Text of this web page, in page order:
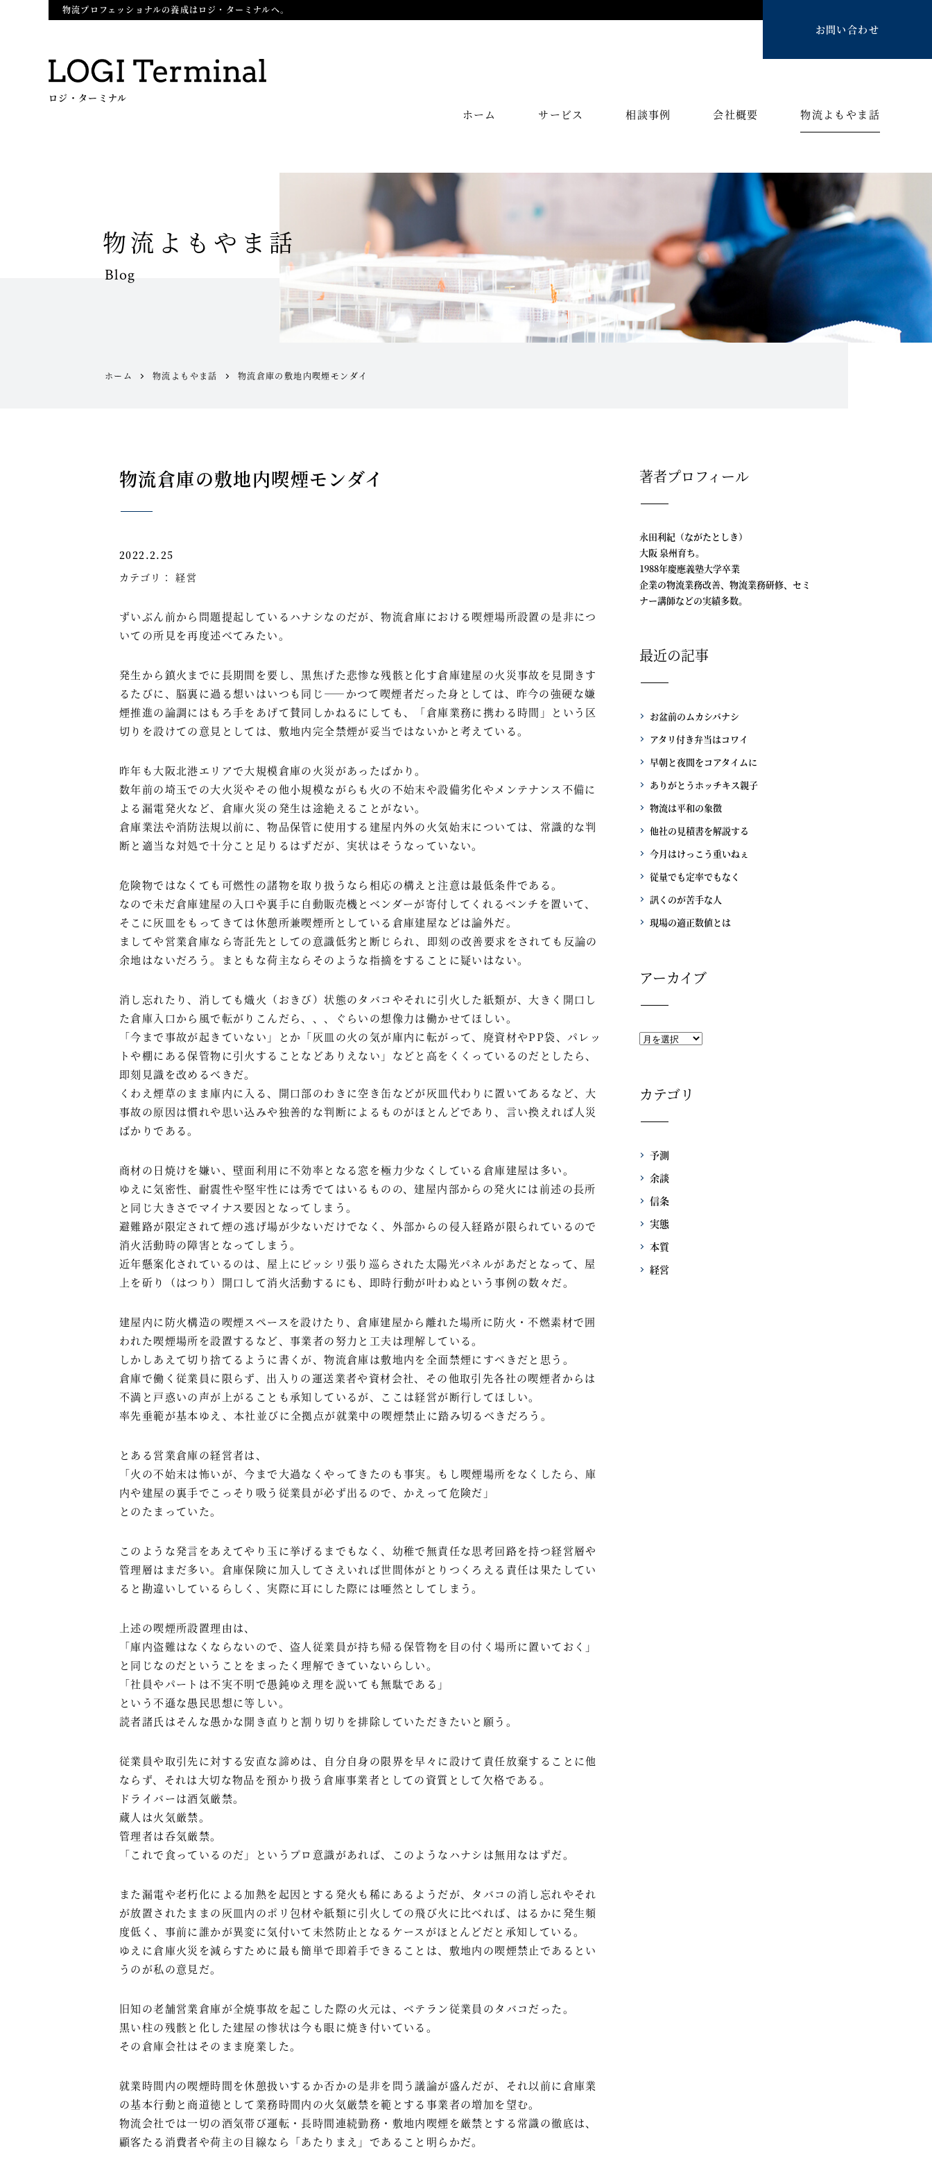
物流プロフェッショナルの養成はロジ・ターミナルへ。
お問い合わせ
ロジ・ターミナル
ホーム サービス 相談事例 会社概要 物流よもやま話
物流よもやま話
Blog
ホーム 物流よもやま話 物流倉庫の敷地内喫煙モンダイ
物流倉庫の敷地内喫煙モンダイ
2022.2.25
カテゴリ：経営
ずいぶん前から問題提起しているハナシなのだが、物流倉庫における喫煙場所設置の是非につ
いての所見を再度述べてみたい。
発生から鎮火までに長期間を要し、黒焦げた悲惨な残骸と化す倉庫建屋の火災事故を見聞きす
るたびに、脳裏に過る想いはいつも同じ――かつて喫煙者だった身としては、昨今の強硬な嫌
煙推進の論調にはもろ手をあげて賛同しかねるにしても、「倉庫業務に携わる時間」という区
切りを設けての意見としては、敷地内完全禁煙が妥当ではないかと考えている。
昨年も大阪北港エリアで大規模倉庫の火災があったばかり。
数年前の埼玉での大火災やその他小規模ながらも火の不始末や設備劣化やメンテナンス不備に
よる漏電発火など、倉庫火災の発生は途絶えることがない。
倉庫業法や消防法規以前に、物品保管に使用する建屋内外の火気始末については、常識的な判
断と適当な対処で十分こと足りるはずだが、実状はそうなっていない。
危険物ではなくても可燃性の諸物を取り扱うなら相応の構えと注意は最低条件である。
なので未だ倉庫建屋の入口や裏手に自動販売機とベンダーが寄付してくれるベンチを置いて、
そこに灰皿をもってきては休憩所兼喫煙所としている倉庫建屋などは論外だ。
ましてや営業倉庫なら寄託先としての意識低劣と断じられ、即刻の改善要求をされても反論の
余地はないだろう。まともな荷主ならそのような指摘をすることに疑いはない。
消し忘れたり、消しても熾火（おきび）状態のタバコやそれに引火した紙類が、大きく開口し
た倉庫入口から風で転がりこんだら、、、ぐらいの想像力は働かせてほしい。
「今まで事故が起きていない」とか「灰皿の火の気が庫内に転がって、廃資材やPP袋、パレッ
トや棚にある保管物に引火することなどありえない」などと高をくくっているのだとしたら、
即刻見識を改めるべきだ。
くわえ煙草のまま庫内に入る、開口部のわきに空き缶などが灰皿代わりに置いてあるなど、大
事故の原因は慣れや思い込みや独善的な判断によるものがほとんどであり、言い換えれば人災
ばかりである。
商材の日焼けを嫌い、壁面利用に不効率となる窓を極力少なくしている倉庫建屋は多い。
ゆえに気密性、耐震性や堅牢性には秀でてはいるものの、建屋内部からの発火には前述の長所
と同じ大きさでマイナス要因となってしまう。
避難路が限定されて煙の逃げ場が少ないだけでなく、外部からの侵入経路が限られているので
消火活動時の障害となってしまう。
近年懸案化されているのは、屋上にビッシリ張り巡らされた太陽光パネルがあだとなって、屋
上を斫り（はつり）開口して消火活動するにも、即時行動が叶わぬという事例の数々だ。
建屋内に防火構造の喫煙スペースを設けたり、倉庫建屋から離れた場所に防火・不燃素材で囲
われた喫煙場所を設置するなど、事業者の努力と工夫は理解している。
しかしあえて切り捨てるように書くが、物流倉庫は敷地内を全面禁煙にすべきだと思う。
倉庫で働く従業員に限らず、出入りの運送業者や資材会社、その他取引先各社の喫煙者からは
不満と戸惑いの声が上がることも承知しているが、ここは経営が断行してほしい。
率先垂範が基本ゆえ、本社並びに全拠点が就業中の喫煙禁止に踏み切るべきだろう。
とある営業倉庫の経営者は、
「火の不始末は怖いが、今まで大過なくやってきたのも事実。もし喫煙場所をなくしたら、庫
内や建屋の裏手でこっそり吸う従業員が必ず出るので、かえって危険だ」
とのたまっていた。
このような発言をあえてやり玉に挙げるまでもなく、幼稚で無責任な思考回路を持つ経営層や
管理層はまだ多い。倉庫保険に加入してさえいれば世間体がとりつくろえる責任は果たしてい
ると勘違いしているらしく、実際に耳にした際には唖然としてしまう。
上述の喫煙所設置理由は、
「庫内盗難はなくならないので、盗人従業員が持ち帰る保管物を目の付く場所に置いておく」
と同じなのだということをまったく理解できていないらしい。
「社員やパートは不実不明で愚鈍ゆえ理を説いても無駄である」
という不遜な愚民思想に等しい。
読者諸氏はそんな愚かな開き直りと割り切りを排除していただきたいと願う。
従業員や取引先に対する安直な諦めは、自分自身の限界を早々に設けて責任放棄することに他
ならず、それは大切な物品を預かり扱う倉庫事業者としての資質として欠格である。
ドライバーは酒気厳禁。
蔵人は火気厳禁。
管理者は呑気厳禁。
「これで食っているのだ」というプロ意識があれば、このようなハナシは無用なはずだ。
また漏電や老朽化による加熱を起因とする発火も稀にあるようだが、タバコの消し忘れやそれ
が放置されたままの灰皿内のポリ包材や紙類に引火しての飛び火に比べれば、はるかに発生頻
度低く、事前に誰かが異変に気付いて未然防止となるケースがほとんどだと承知している。
ゆえに倉庫火災を減らすために最も簡単で即着手できることは、敷地内の喫煙禁止であるとい
うのが私の意見だ。
旧知の老舗営業倉庫が全焼事故を起こした際の火元は、ベテラン従業員のタバコだった。
黒い柱の残骸と化した建屋の惨状は今も眼に焼き付いている。
その倉庫会社はそのまま廃業した。
就業時間内の喫煙時間を休憩扱いするか否かの是非を問う議論が盛んだが、それ以前に倉庫業
の基本行動と商道徳として業務時間内の火気厳禁を範とする事業者の増加を望む。
物流会社では一切の酒気帯び運転・長時間連続勤務・敷地内喫煙を厳禁とする常識の徹底は、
顧客たる消費者や荷主の目線なら「あたりまえ」であること明らかだ。
著者プロフィール
永田利紀（ながたとしき）
大阪 泉州育ち。
1988年慶應義塾大学卒業
企業の物流業務改善、物流業務研修、セミ
ナー講師などの実績多数。
最近の記事
お盆前のムカシバナシ
アタリ付き弁当はコワイ
早朝と夜間をコアタイムに
ありがとうホッチキス親子
物流は平和の象徴
他社の見積書を解説する
今月はけっこう重いねぇ
従量でも定率でもなく
訊くのが苦手な人
現場の適正数値とは
アーカイブ
カテゴリ
予測
余談
信条
実態
本質
経営